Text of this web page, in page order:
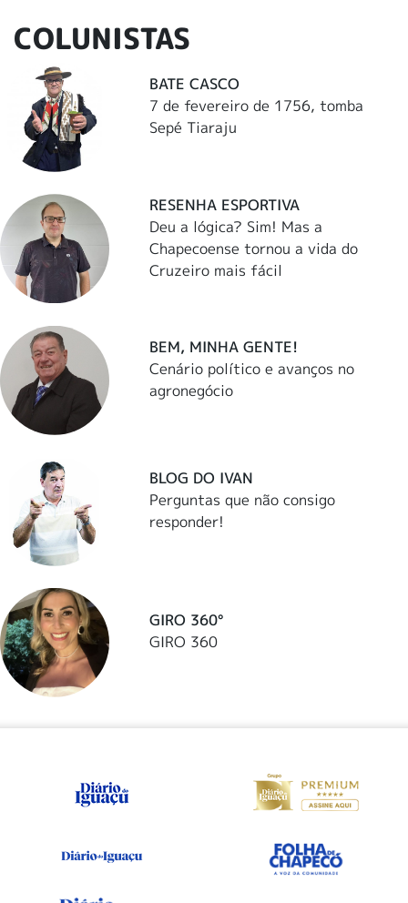
COLUNISTAS
BATE CASCO
7 de fevereiro de 1756, tomba
Sepé Tiaraju
RESENHA ESPORTIVA
Deu a lógica? Sim! Mas a
Chapecoense tornou a vida do
Cruzeiro mais fácil
BEM, MINHA GENTE!
Cenário político e avanços no
agronegócio
BLOG DO IVAN
Perguntas que não consigo
responder!
GIRO 360°
GIRO 360